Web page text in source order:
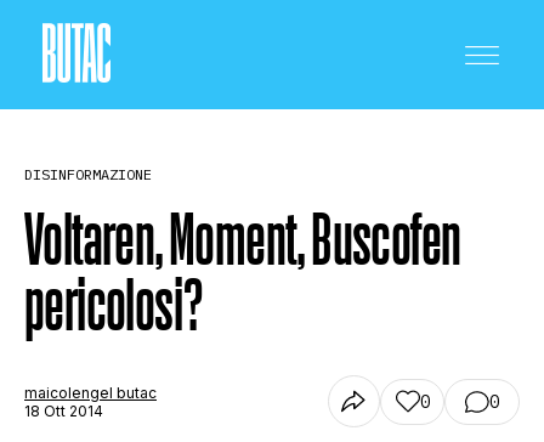
CRONACA E POLITICA
SCIENZA E TECNOLOGIA
DISINFORMAZIONE
Voltaren, Moment, Buscofen
pericolosi?
maicolengel butac
18 Ott 2014
0 0